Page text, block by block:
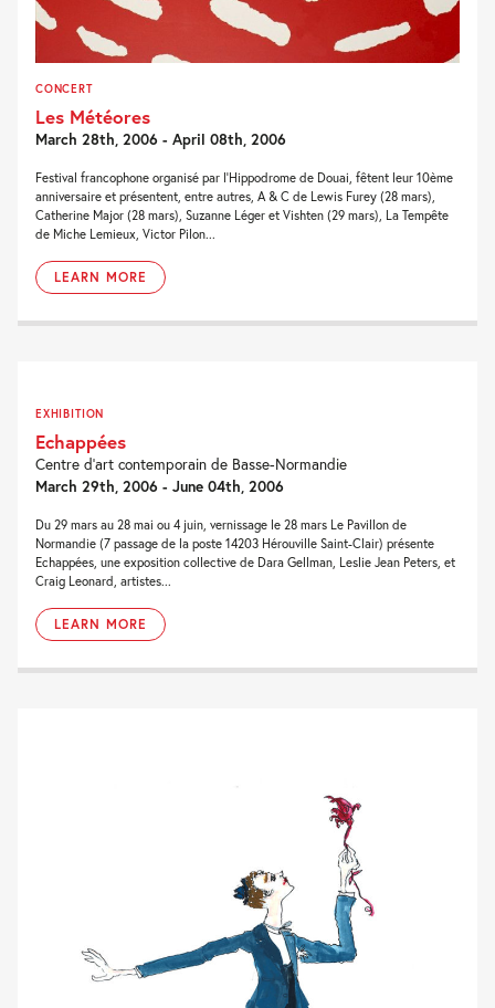
CONCERT
Les Météores
March 28th, 2006 - April 08th, 2006
Festival francophone organisé par l'Hippodrome de Douai, fêtent leur 10ème
anniversaire et présentent, entre autres, A & C de Lewis Furey (28 mars),
Catherine Major (28 mars), Suzanne Léger et Vishten (29 mars), La Tempête
de Miche Lemieux, Victor Pilon...
LEARN MORE
EXHIBITION
Echappées
Centre d’art contemporain de Basse-Normandie
March 29th, 2006 - June 04th, 2006
Du 29 mars au 28 mai ou 4 juin, vernissage le 28 mars Le Pavillon de
Normandie (7 passage de la poste 14203 Hérouville Saint-Clair) présente
Echappées, une exposition collective de Dara Gellman, Leslie Jean Peters, et
Craig Leonard, artistes...
LEARN MORE